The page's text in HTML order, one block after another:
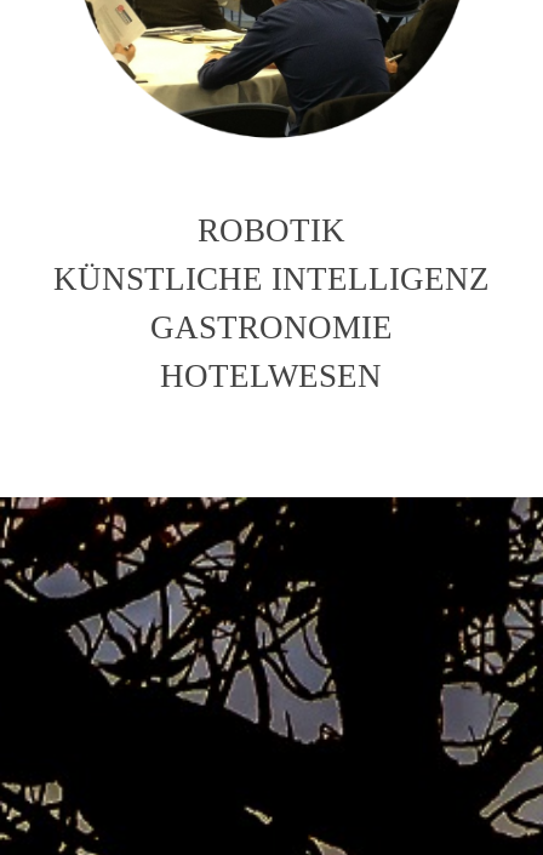
ROBOTIK
KÜNSTLICHE INTELLIGENZ
GASTRONOMIE
HOTELWESEN